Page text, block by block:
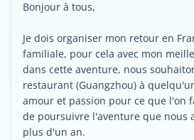
Bonjour à tous,
Je dois organiser mon retour en
familiale, pour cela avec mon
dans cette aventure, nous
restaurant (Guangzhou) à
amour et passion pour ce que l'on
de poursuivre l'aventure que nous
plus d'un an.